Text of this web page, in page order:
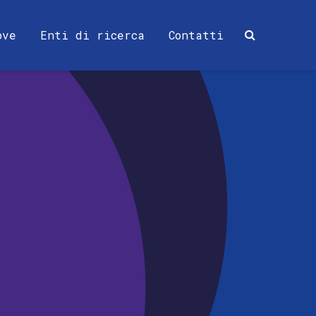
Enti di ricerca Contatti